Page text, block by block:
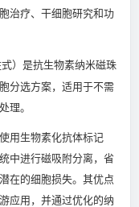
治疗、干细胞研究和功
）是抗生物素纳米磁珠
分选方案，适用于不需
理。
用生物素化抗体标记
中进行磁吸附分离，省
在的细胞损失。其优点
应用，并通过优化的纳